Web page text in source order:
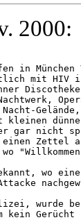
2000:
in München
mit HIV
gar nicht
Zettel
wo
wurde
kein Gerücht